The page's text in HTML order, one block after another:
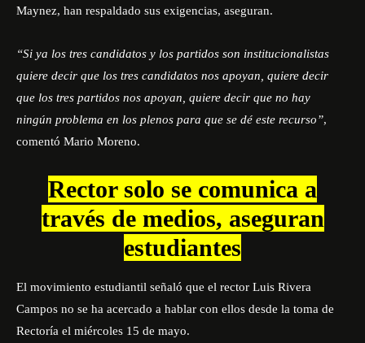
Maynez, han respaldado sus exigencias, aseguran.
“Si ya los tres candidatos y los partidos son institucionalistas
quiere decir que los tres candidatos nos apoyan, quiere decir
que los tres partidos nos apoyan, quiere decir que no hay
ningún problema en los plenos para que se dé este recurso”,
comentó Mario Moreno.
Rector solo se comunica a
través de medios, aseguran
estudiantes
El movimiento estudiantil señaló que el rector Luis Rivera
Campos no se ha acercado a hablar con ellos desde la toma de
Rectoría el miércoles 15 de mayo.